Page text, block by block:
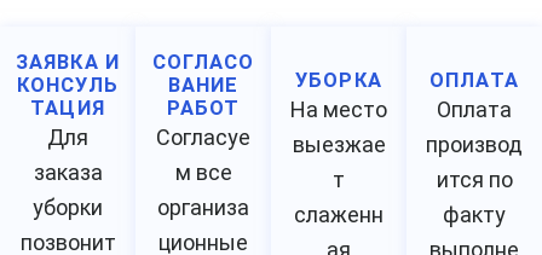
ЗАЯВКА И
КОНСУЛЬ
ТАЦИЯ
Для
заказа
уборки
позвонит
СОГЛАСО
ВАНИЕ
РАБОТ
Согласуе
м все
организа
ционные
УБОРКА
На место
выезжае
т
слаженн
ая
ОПЛАТА
Оплата
производ
ится по
факту
выполне